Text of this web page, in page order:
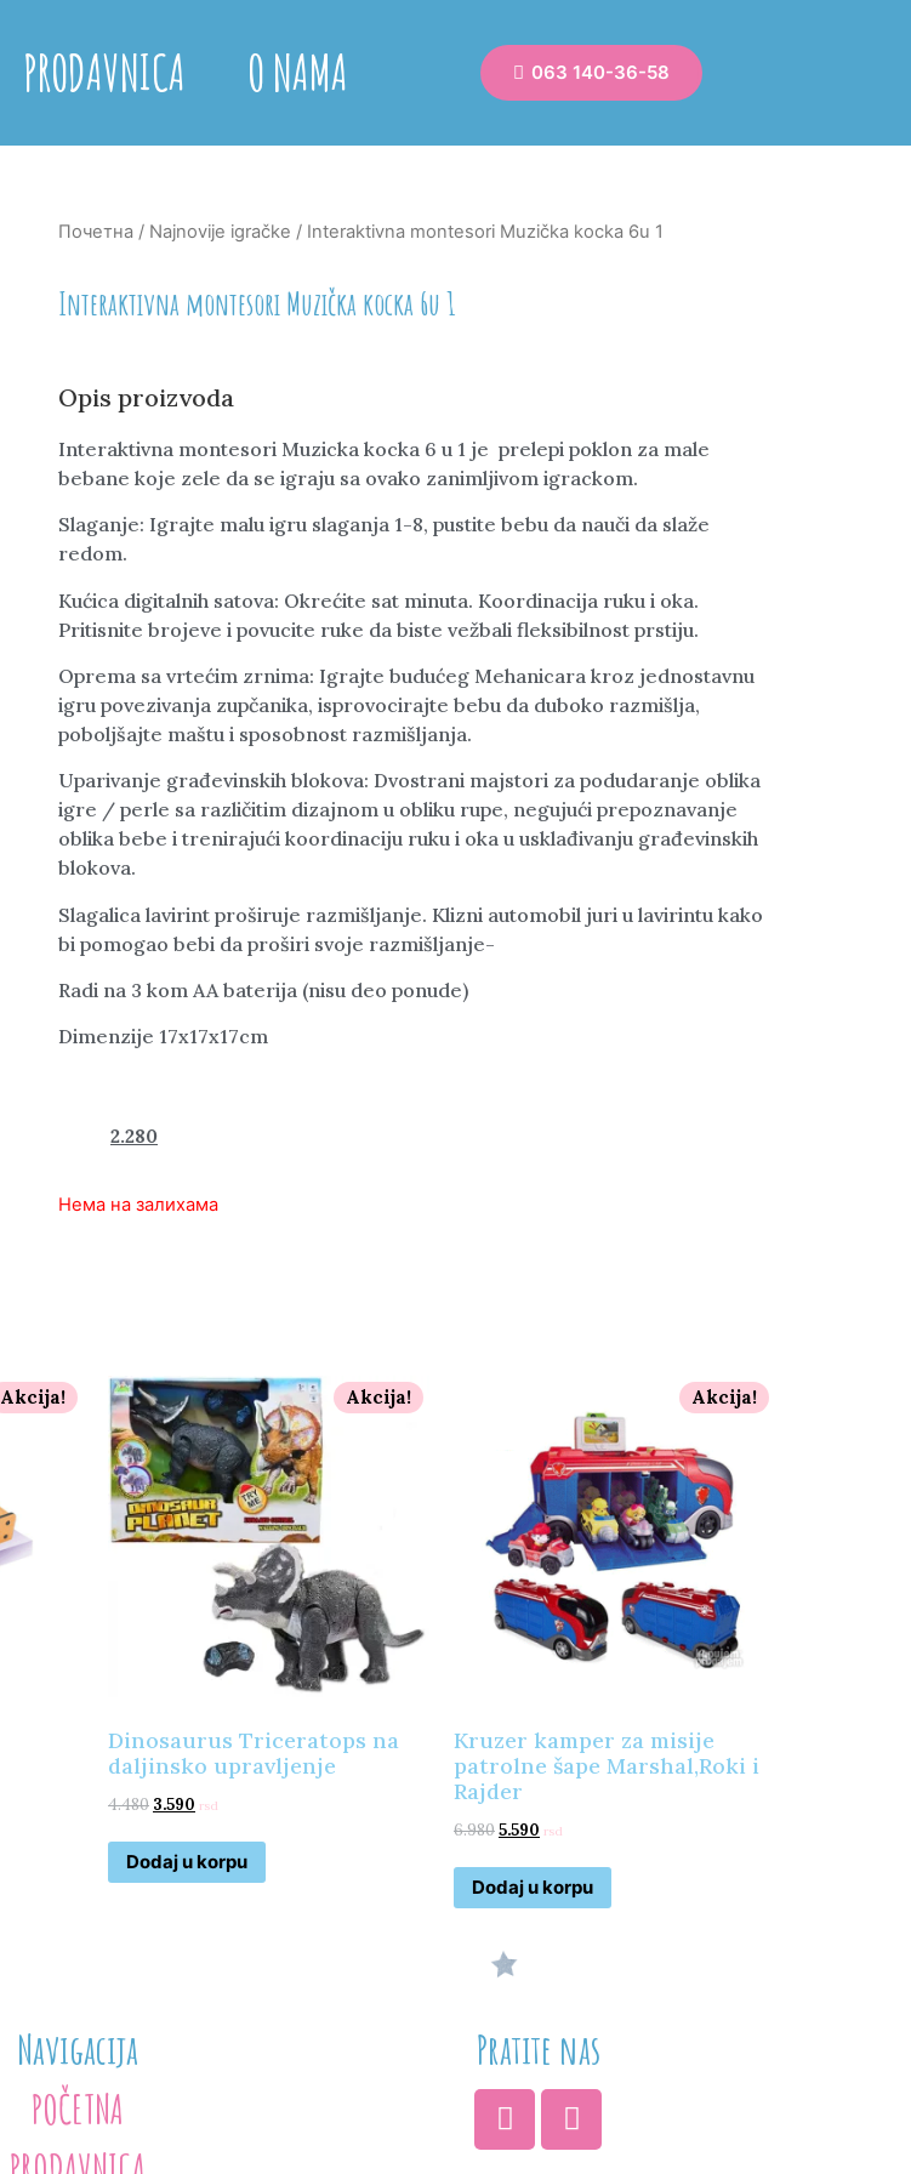
PRODAVNICA O NAMA 063 140-36-58
Почетна / Najnovije igračke / Interaktivna montesori Muzička kocka 6u 1
Interaktivna montesori Muzička kocka 6u 1
Opis proizvoda
Interaktivna montesori Muzicka kocka 6 u 1 je prelepi poklon za male
bebane koje zele da se igraju sa ovako zanimljivom igrackom.
Slaganje: Igrajte malu igru slaganja 1-8, pustite bebu da nauči da slaže
redom.
Kućica digitalnih satova: Okrećite sat minuta. Koordinacija ruku i oka.
Pritisnite brojeve i povucite ruke da biste vežbali fleksibilnost prstiju.
Oprema sa vrtećim zrnima: Igrajte budućeg Mehanicara kroz jednostavnu
igru povezivanja zupčanika, isprovocirajte bebu da duboko razmišlja,
poboljšajte maštu i sposobnost razmišljanja.
Uparivanje građevinskih blokova: Dvostrani majstori za podudaranje oblika
igre / perle sa različitim dizajnom u obliku rupe, negujući prepoznavanje
oblika bebe i trenirajući koordinaciju ruku i oka u usklađivanju građevinskih
blokova.
Slagalica lavirint proširuje razmišljanje. Klizni automobil juri u lavirintu kako
bi pomogao bebi da proširi svoje razmišljanje-
Radi na 3 kom AA baterija (nisu deo ponude)
Dimenzije 17x17x17cm
2.280
Нема на залихама
Akcija! Akcija!
Dinosaurus Triceratops na
daljinsko upravljenje
4.480 3.590 rsd
Dodaj u korpu
Akcija!
Kruzer kamper za misije
patrolne šape Marshal,Roki i
Rajder
6.9805.590 rsd
Dodaj u korpu
Navigacija
POČETNA
Pratite nas